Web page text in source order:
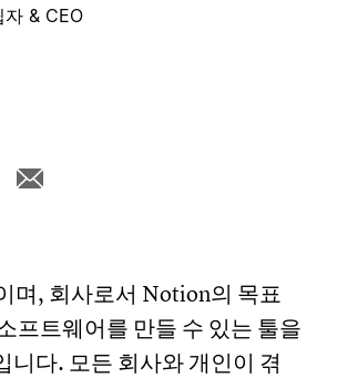
자 & CEO
며, 회사로서 Notion의 목표
프트웨어를 만들 수 있는 툴을
니다. 모든 회사와 개인이 겪